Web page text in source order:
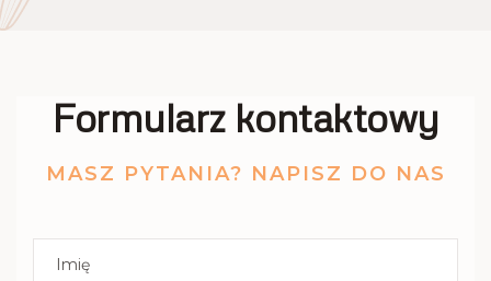
Formularz kontaktowy
MASZ PYTANIA? NAPISZ DO NAS